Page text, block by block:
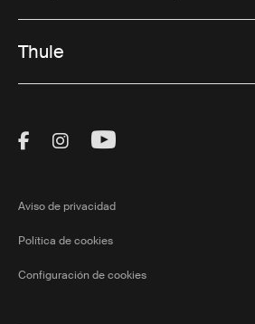
Thule
Visit Thule on Facebook
Visit Thule on
Visit Thule on
Aviso de privacidad
Política de cookies
Configuración de cookies